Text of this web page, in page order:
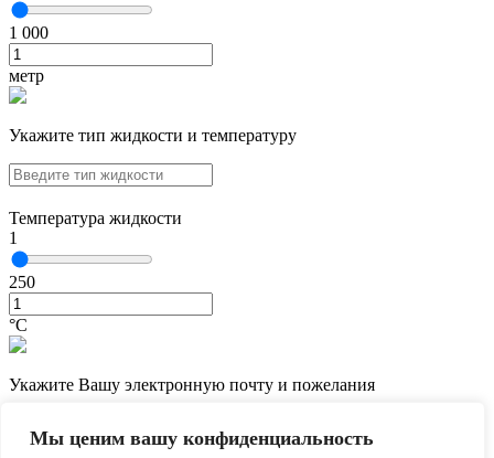
Мы ценим вашу конфиденциальность
1 000
метр
Укажите тип жидкости и температуру
Температура жидкости
1
250
°С
Укажите Вашу электронную почту и пожелания